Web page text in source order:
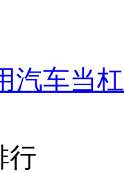
汽车当
行